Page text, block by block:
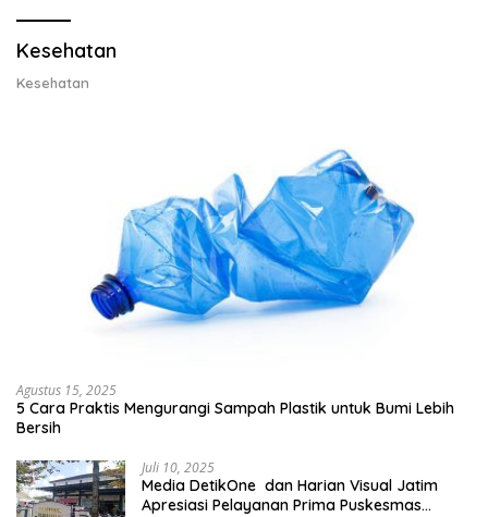
Kesehatan
Kesehatan
Agustus 15, 2025
5 Cara Praktis Mengurangi Sampah Plastik untuk Bumi Lebih
Bersih
Juli 10, 2025
Media DetikOne dan Harian Visual Jatim
Apresiasi Pelayanan Prima Puskesmas